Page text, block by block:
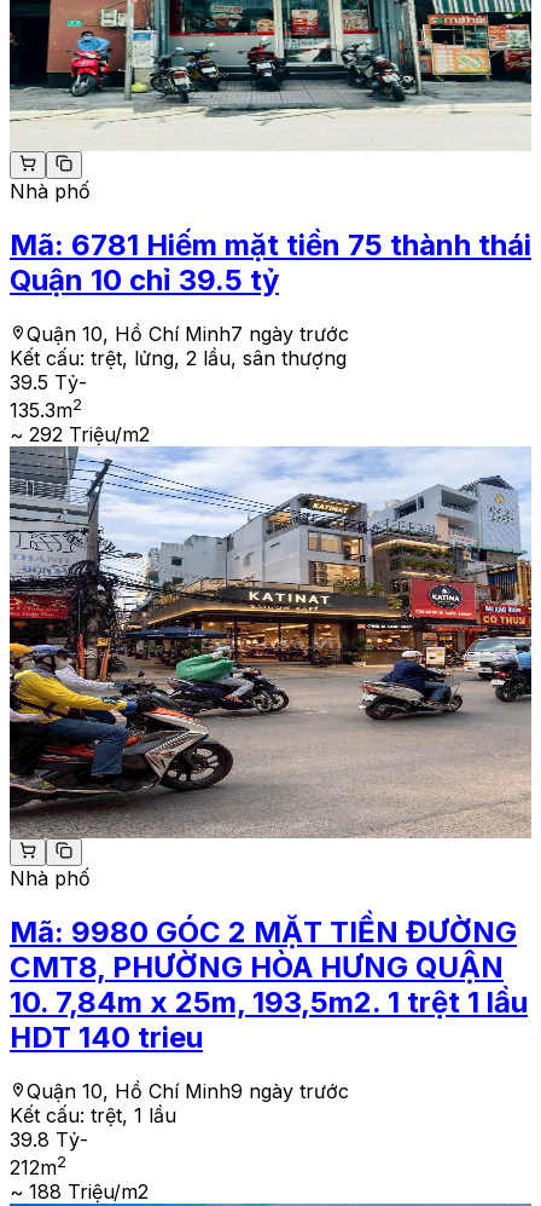
Nhà phố
Mã: 6781 Hiếm mặt tiền 75 thành thái
Quận 10 chỉ 39.5 tỷ
Quận 10, Hồ Chí Minh7 ngày trước
Kết cấu: trệt, lửng, 2 lầu, sân thượng
39.5 Tỷ-
135.3m2
~ 292 Triệu/m2
Nhà phố
Mã: 9980 GÓC 2 MẶT TIỀN ĐƯỜNG
CMT8, PHƯỜNG HÒA HƯNG QUẬN
10. 7,84m x 25m, 193,5m2. 1 trệt 1 lầu
HDT 140 trieu
Quận 10, Hồ Chí Minh9 ngày trước
Kết cấu: trệt, 1 lầu
39.8 Tỷ-
212m2
~ 188 Triệu/m2